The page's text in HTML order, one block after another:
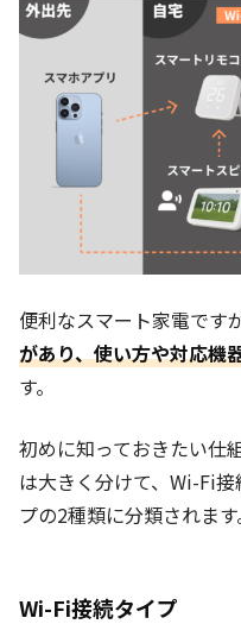
便利なスマート家電ですが
があり、使い方や対応機
す。
初めに知っておきたい仕
は大きく分けて、Wi-Fi
プの2種類に分類されます
Wi-Fi接続タイプ